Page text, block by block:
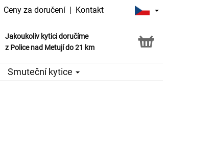
Ceny za doručení | Kontakt
Jakoukoliv kytici doručíme
z Police nad Metují do 21 km
Možnost vyzvednout v naší květince
Smuteční kytice